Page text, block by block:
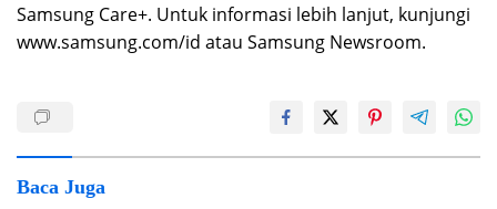
Samsung Care+. Untuk informasi lebih lanjut, kunjungi
www.samsung.com/id atau Samsung Newsroom.
Baca Juga